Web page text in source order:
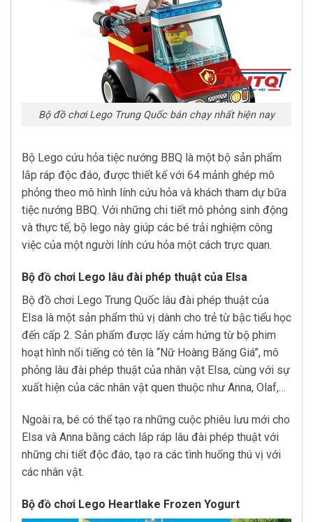
Bộ đồ chơi Lego Trung Quốc bán chạy nhất hiện nay
Bộ Lego cứu hỏa tiệc nướng BBQ là một bộ sản phẩm
lắp ráp độc đáo, được thiết kế với 64 mảnh ghép mô
phỏng theo mô hình lính cứu hỏa và khách tham dự bữa
tiệc nướng BBQ. Với những chi tiết mô phỏng sinh động
và thực tế, bộ lego này giúp các bé trải nghiệm công
việc của một người lính cứu hỏa một cách trực quan.
Bộ đồ chơi Lego lâu đài phép thuật của Elsa
Bộ đồ chơi Lego Trung Quốc lâu đài phép thuật của
Elsa là một sản phẩm thú vị dành cho trẻ từ bậc tiểu học
đến cấp 2. Sản phẩm được lấy cảm hứng từ bộ phim
hoạt hình nổi tiếng có tên là “Nữ Hoàng Băng Giá”, mô
phỏng lâu đài phép thuật của nhân vật Elsa, cùng với sự
xuất hiện của các nhân vật quen thuộc như Anna, Olaf,…
Ngoài ra, bé có thể tạo ra những cuộc phiêu lưu mới cho
Elsa và Anna bằng cách lắp ráp lâu đài phép thuật với
những chi tiết độc đáo, tạo ra các tình huống thú vị với
các nhân vật.
Bộ đồ chơi Lego Heartlake Frozen Yogurt